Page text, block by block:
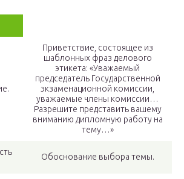
Приветствие, состоящее из
шаблонных фраз делового
этикета: «Уважаемый
председатель Государственной
экзаменационной комиссии,
уважаемые члены комиссии…
Разрешите представить вашему
вниманию дипломную работу на
тему…»
Обоснование выбора темы.